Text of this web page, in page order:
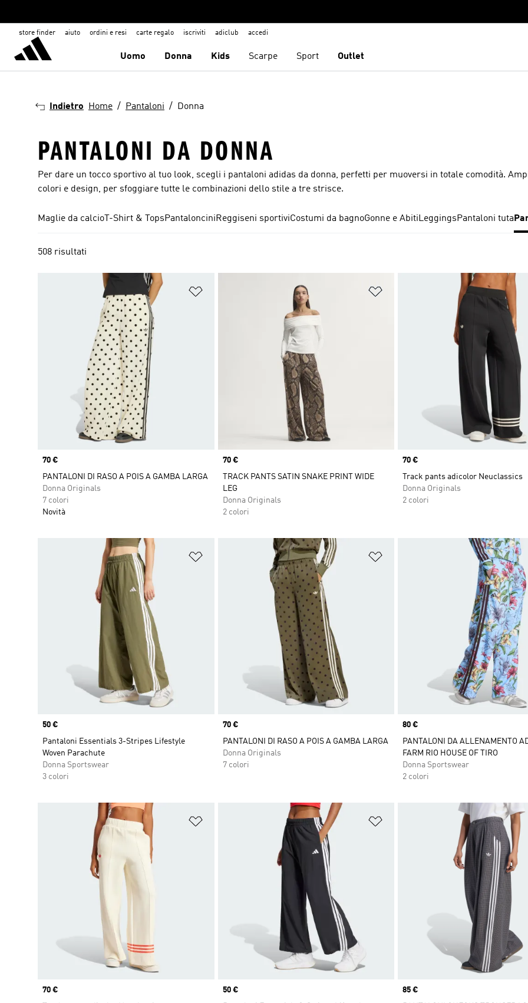
store finder aiuto ordini e resi carte regalo iscriviti adiclub accedi
Uomo Donna Kids Scarpe Sport Outlet
Indietro Home Pantaloni Donna
PANTALONI DA DONNA
Per dare un tocco sportivo al tuo look, scegli i pantaloni adidas da donna, perfetti per muoversi in totale comodità.
colori e design, per sfoggiare tutte le combinazioni dello stile a tre strisce.
Maglie da calcio T-Shirt & TopsPantalonciniReggiseni sportiviCostumi da bagnoGonne e AbitiLeggingsPantaloni tuta
508 risultati
Aggiungi alla lista dei desideri
Price
70 €
PANTALONI DI RASO A POIS A GAMBA LARGA
Donna Originals
7 colori
Novità
Aggiungi alla lista dei desideri
Price
70 €
TRACK PANTS SATIN SNAKE PRINT WIDE
LEG
Donna Originals
2 colori
Price
70 €
Track pants adicolor Neuclassics
Donna Originals
2 colori
Aggiungi alla lista dei desideri
Price
50 €
Pantaloni Essentials 3-Stripes Lifestyle
Woven Parachute
Donna Sportswear
3 colori
Aggiungi alla lista dei desideri
Price
70 €
PANTALONI DI RASO A POIS A GAMBA LARGA
Donna Originals
7 colori
Price
80 €
PANTALONI DA ALLENAMENTO
FARM RIO HOUSE OF TIRO
Donna Sportswear
2 colori
Aggiungi alla lista dei desideri
Price
70 €
Aggiungi alla lista dei desideri
Price
50 €
Price
85 €